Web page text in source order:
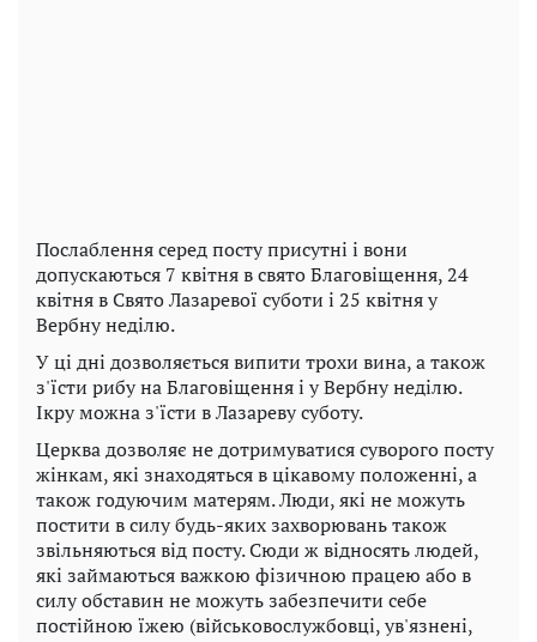
Послаблення серед посту присутні і вони
допускаються 7 квітня в свято Благовіщення, 24
квітня в Свято Лазаревої суботи і 25 квітня у
Вербну неділю.
У ці дні дозволяється випити трохи вина, а також
з'їсти рибу на Благовіщення і у Вербну неділю.
Ікру можна з'їсти в Лазареву суботу.
Церква дозволяє не дотримуватися суворого посту
жінкам, які знаходяться в цікавому положенні, а
також годуючим матерям. Люди, які не можуть
постити в силу будь-яких захворювань також
звільняються від посту. Сюди ж відносять людей,
які займаються важкою фізичною працею або в
силу обставин не можуть забезпечити себе
постійною їжею (військовослужбовці, ув'язнені,